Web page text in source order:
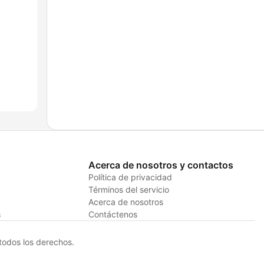
Acerca de nosotros y contactos
Política de privacidad
Términos del servicio
Acerca de nosotros
Contáctenos
los derechos.